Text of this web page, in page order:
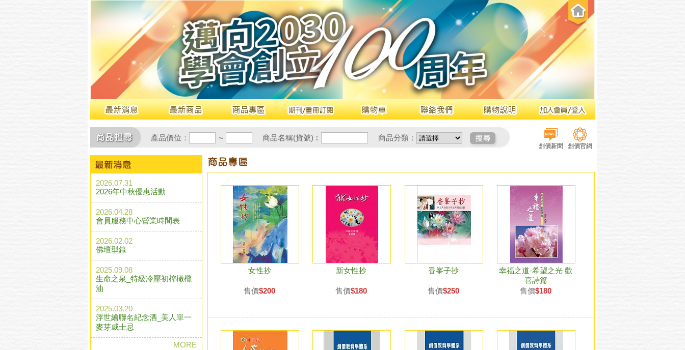
產品價位： ~ 商品名稱(貨號)︰ 商品分類：
創價新聞 創價官網
2026.07.31
2026年中秋優惠活動
2026.04.28
會員服務中心營業時間表
2026.02.02
佛壇型錄
2025.09.08
生命之泉_特級冷壓初榨橄欖
油
2025.03.20
浮世繪聯名紀念酒_美人單一
麥芽威士忌
MORE
女性抄
售價$200
新女性抄
售價$180
香峯子抄
售價$250
幸福之道-希望之光 歡
喜詩篇
售價$180